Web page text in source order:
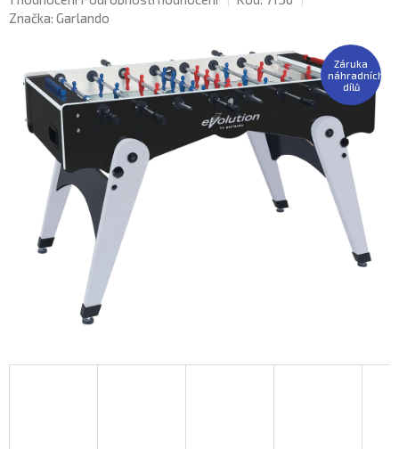
hodnocení
4,0
hvězdiček.
Značka: Garlando
Záruka
náhradních
dílů